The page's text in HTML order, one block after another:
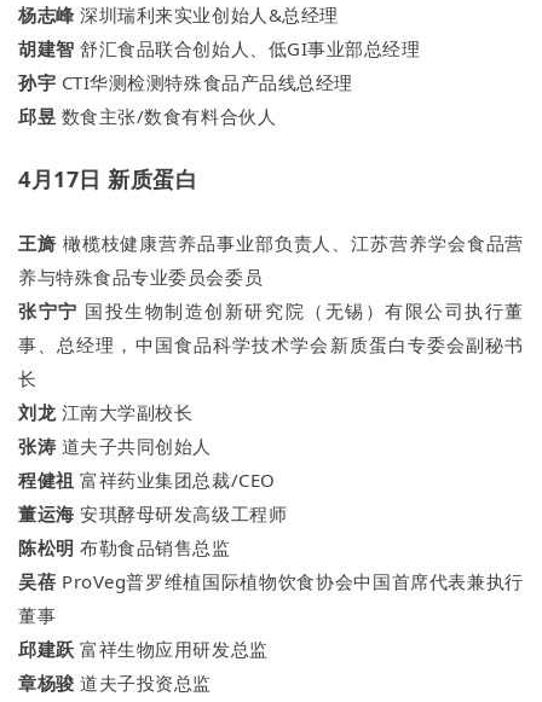
杨志峰深圳瑞利来实业创始人&总经理
胡建智 舒汇食品联合创始人、低GI事业部总经理
孙宇 CTI华测检测特殊食品产品线总经理
邱昱 数食主张/数食有料合伙人
4月17日 新质蛋白
王旖橄榄枝健康营养品事业部负责人、江苏营养学会食品营
养与特殊食品专业委员会委员
张宁宁 国投生物制造创新研究院（无锡）有限公司执行董
事、总经理，中国食品科学技术学会新质蛋白专委会副秘书
长
刘龙 江南大学副校长
张涛 道夫子共同创始人
程健祖 富祥药业集团总裁/CEO
董运海 安琪酵母研发高级工程师
陈松明布勒食品销售总监
吴蓓 ProVeg普罗维植国际植物饮食协会中国首席代表兼执行
董事
邱建跃富祥生物应用研发总监
章杨骏 道夫子投资总监